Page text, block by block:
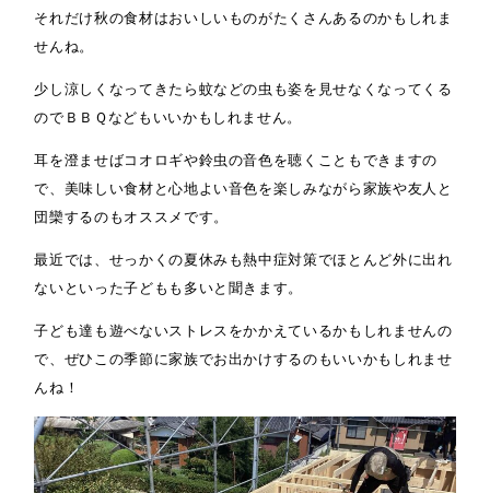
それだけ秋の食材はおいしいものがたくさんあるのかもしれま
せんね。
少し涼しくなってきたら蚊などの虫も姿を見せなくなってくる
のでＢＢＱなどもいいかもしれません。
耳を澄ませばコオロギや鈴虫の音色を聴くこともできますの
で、美味しい食材と心地よい音色を楽しみながら家族や友人と
団欒するのもオススメです。
最近では、せっかくの夏休みも熱中症対策でほとんど外に出れ
ないといった子どもも多いと聞きます。
子ども達も遊べないストレスをかかえているかもしれませんの
で、ぜひこの季節に家族でお出かけするのもいいかもしれませ
んね！